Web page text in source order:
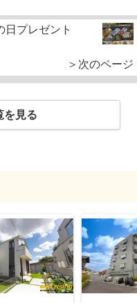
日プレゼント
＞次のページ
を見る